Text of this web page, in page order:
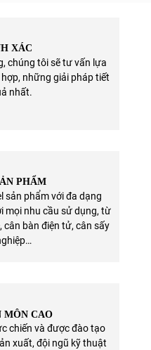
XÁC
chúng tôi sẽ tư vấn lựa
những giải pháp tiết
nhất.
PHẨM
sản phẩm với đa dạng
mọi nhu cầu sử dụng, từ
cân bàn điện tử, cân sấy
MÔN CAO
chiến và được đào tạo
xuất, đội ngũ kỹ thuật